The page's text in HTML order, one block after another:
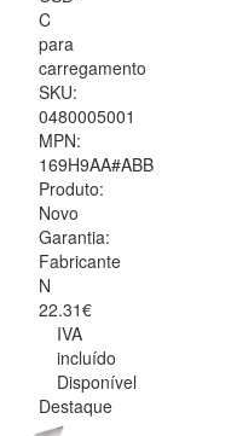
C
para
carregamento
SKU:
0480005001
MPN:
169H9AA#ABB
Produto:
Novo
Garantia:
Fabricante
N
22.31€
IVA
incluído
Disponível
Destaque